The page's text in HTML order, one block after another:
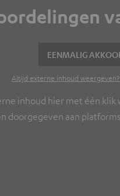
EENMALIG
Altijd externe inhoud
inhoud hier met één
aan